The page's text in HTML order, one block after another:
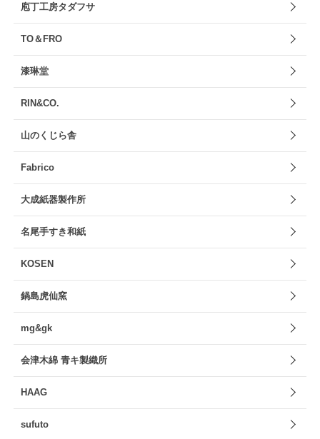
庖丁工房タダフサ
TO＆FRO
漆琳堂
RIN&CO.
山のくじら舎
Fabrico
大成紙器製作所
名尾手すき和紙
KOSEN
鍋島虎仙窯
mg&gk
会津木綿 青キ製織所
HAAG
sufuto